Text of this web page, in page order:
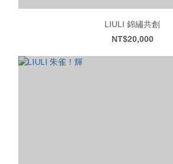
LIULI 錦繡共創
NT$20,000